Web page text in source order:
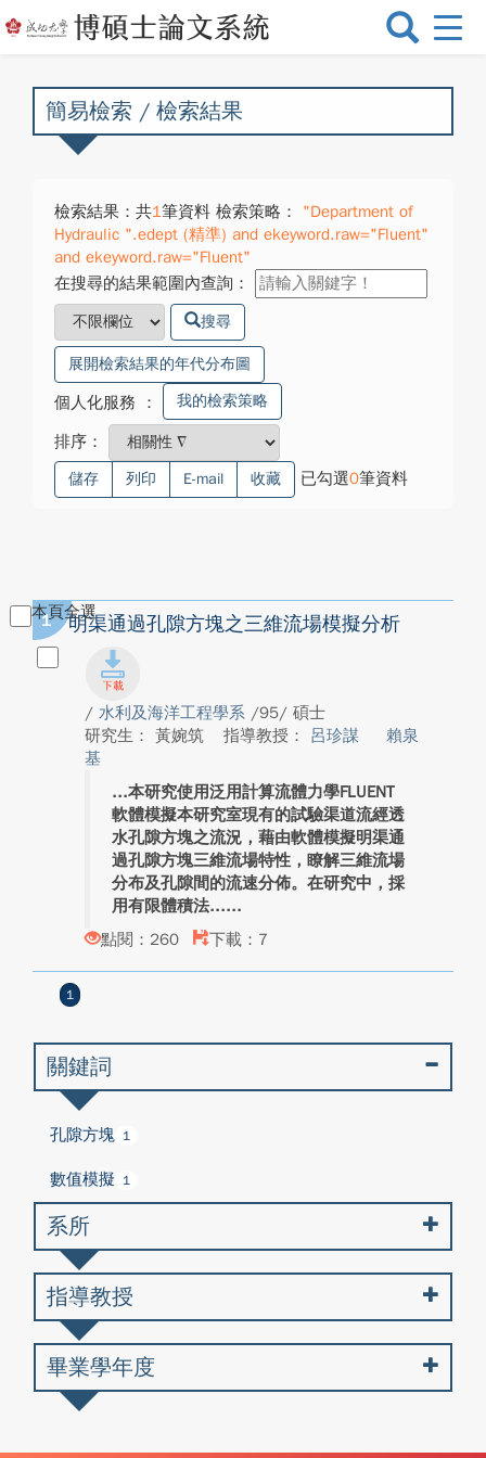
選
換
簡易檢索 / 檢索結果
檢索結果：共1筆資料 檢索策略：
"Department of
Hydraulic ".edept (精準) and ekeyword.raw="Fluent"
and ekeyword.raw="Fluent"
在搜尋的結果範圍內查詢：
搜尋
展開檢索結果的年代分布圖
個人化服務 ： 我的檢索策略
排序：
儲存 列印 E-mail 收藏 已勾選0筆資料
本頁全選
1 明渠通過孔隙方塊之三維流場模擬分析
/ 水利及海洋工程學系 /95/ 碩士
研究生： 黃婉筑
指導教授： 呂珍謀
賴泉
基
本研究使用泛用計算流體力學FLUENT
軟體模擬本研究室現有的試驗渠道流經透
水孔隙方塊之流況，藉由軟體模擬明渠通
過孔隙方塊三維流場特性，瞭解三維流場
分布及孔隙間的流速分佈。在研究中，採
用有限體積法...
點閱：260
下載：7
1
關鍵詞
孔隙方塊 1
數值模擬 1
系所
指導教授
畢業學年度